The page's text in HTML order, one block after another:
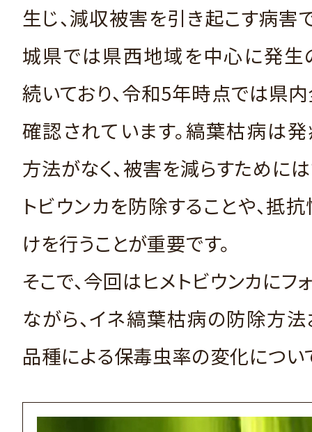
生じ、減収被害を引き起こす病害で
城県では県西地域を中心に発生
続いており、令和5年時点では県
確認されています。縞葉枯病は
方法がなく、被害を減らすために
トビウンカを防除することや、抵
けを行うことが重要です。
そこで、今回はヒメトビウンカにフ
ながら、イネ縞葉枯病の防除方
品種による保毒虫率の変化につい